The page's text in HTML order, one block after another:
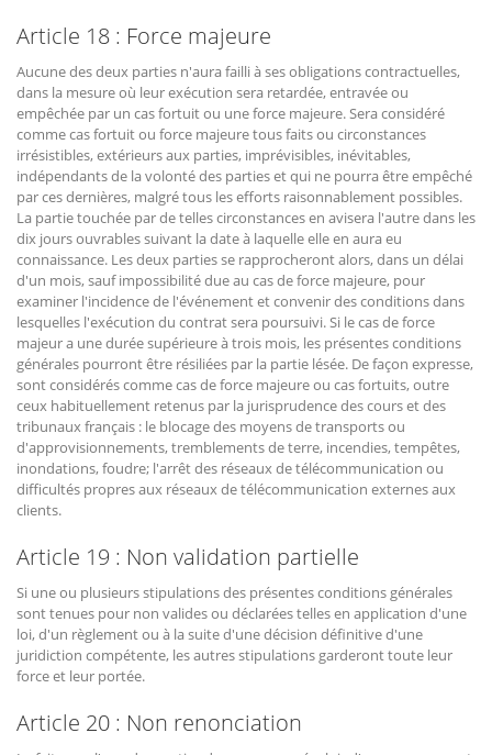
Article 18 : Force majeure
Aucune des deux parties n'aura failli à ses obligations contractuelles,
dans la mesure où leur exécution sera retardée, entravée ou
empêchée par un cas fortuit ou une force majeure. Sera considéré
comme cas fortuit ou force majeure tous faits ou circonstances
irrésistibles, extérieurs aux parties, imprévisibles, inévitables,
indépendants de la volonté des parties et qui ne pourra être empêché
par ces dernières, malgré tous les efforts raisonnablement possibles.
La partie touchée par de telles circonstances en avisera l'autre dans les
dix jours ouvrables suivant la date à laquelle elle en aura eu
connaissance. Les deux parties se rapprocheront alors, dans un délai
d'un mois, sauf impossibilité due au cas de force majeure, pour
examiner l'incidence de l'événement et convenir des conditions dans
lesquelles l'exécution du contrat sera poursuivi. Si le cas de force
majeur a une durée supérieure à trois mois, les présentes conditions
générales pourront être résiliées par la partie lésée. De façon expresse,
sont considérés comme cas de force majeure ou cas fortuits, outre
ceux habituellement retenus par la jurisprudence des cours et des
tribunaux français : le blocage des moyens de transports ou
d'approvisionnements, tremblements de terre, incendies, tempêtes,
inondations, foudre; l'arrêt des réseaux de télécommunication ou
difficultés propres aux réseaux de télécommunication externes aux
clients.
Article 19 : Non validation partielle
Si une ou plusieurs stipulations des présentes conditions générales
sont tenues pour non valides ou déclarées telles en application d'une
loi, d'un règlement ou à la suite d'une décision définitive d'une
juridiction compétente, les autres stipulations garderont toute leur
force et leur portée.
Article 20 : Non renonciation